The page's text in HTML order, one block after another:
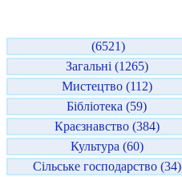
(6521)
Загальні (1265)
Мистецтво (112)
Бібліотека (59)
Краєзнавство (384)
Культура (60)
Сільське господарство (34)